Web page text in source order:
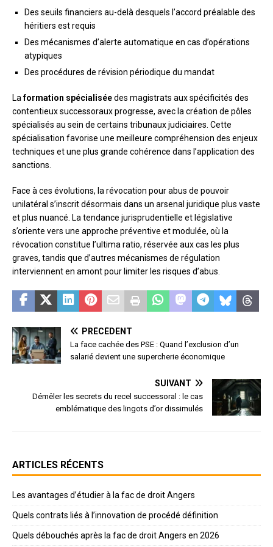
Des seuils financiers au-delà desquels l’accord préalable des
héritiers est requis
Des mécanismes d’alerte automatique en cas d’opérations
atypiques
Des procédures de révision périodique du mandat
Laformation spécialiséedes magistrats aux spécificités des
contentieux successoraux progresse, avec la création de pôles
spécialisés au sein de certains tribunaux judiciaires. Cette
spécialisation favorise une meilleure compréhension des enjeux
techniques et une plus grande cohérence dans l’application des
sanctions.
Face à ces évolutions, la révocation pour abus de pouvoir
unilatéral s’inscrit désormais dans un arsenal juridique plus vaste
et plus nuancé. La tendance jurisprudentielle et législative
s’oriente vers une approche préventive et modulée, où la
révocation constitue l’ultima ratio, réservée aux cas les plus
graves, tandis que d’autres mécanismes de régulation
interviennent en amont pour limiter les risques d’abus.
PRÉCÉDENT
La face cachée des PSE : Quand l’exclusion d’un
salarié devient une supercherie économique
SUIVANT
Démêler les secrets du recel successoral : le cas
emblématique des lingots d’or dissimulés
ARTICLES RÉCENTS
Les avantages d’étudier à la fac de droit Angers
Quels contrats liés à l’innovation de procédé définition
Quels débouchés après la fac de droit Angers en 2026